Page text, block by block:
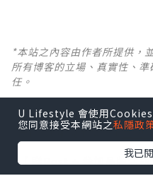
*本站之內容由作者所提供，
所有博客的立場、真實性、
任。
【 U Creator 招募 】
出Post賺現金獎賞 l登記
【 睇Post + 參加品牌活動
瀏覽更多社群打卡丶旅遊
U Lifestyle 會使用Cookies
您同意接受本網站之私隱政
我已